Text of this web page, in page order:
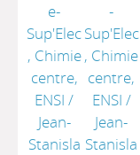
e-
Sup'Elec
, Chimie
centre,
ENSI /
Jean-
Stanisla
-
Sup'Elec
, Chimie
centre,
ENSI /
Jean-
Stanisla